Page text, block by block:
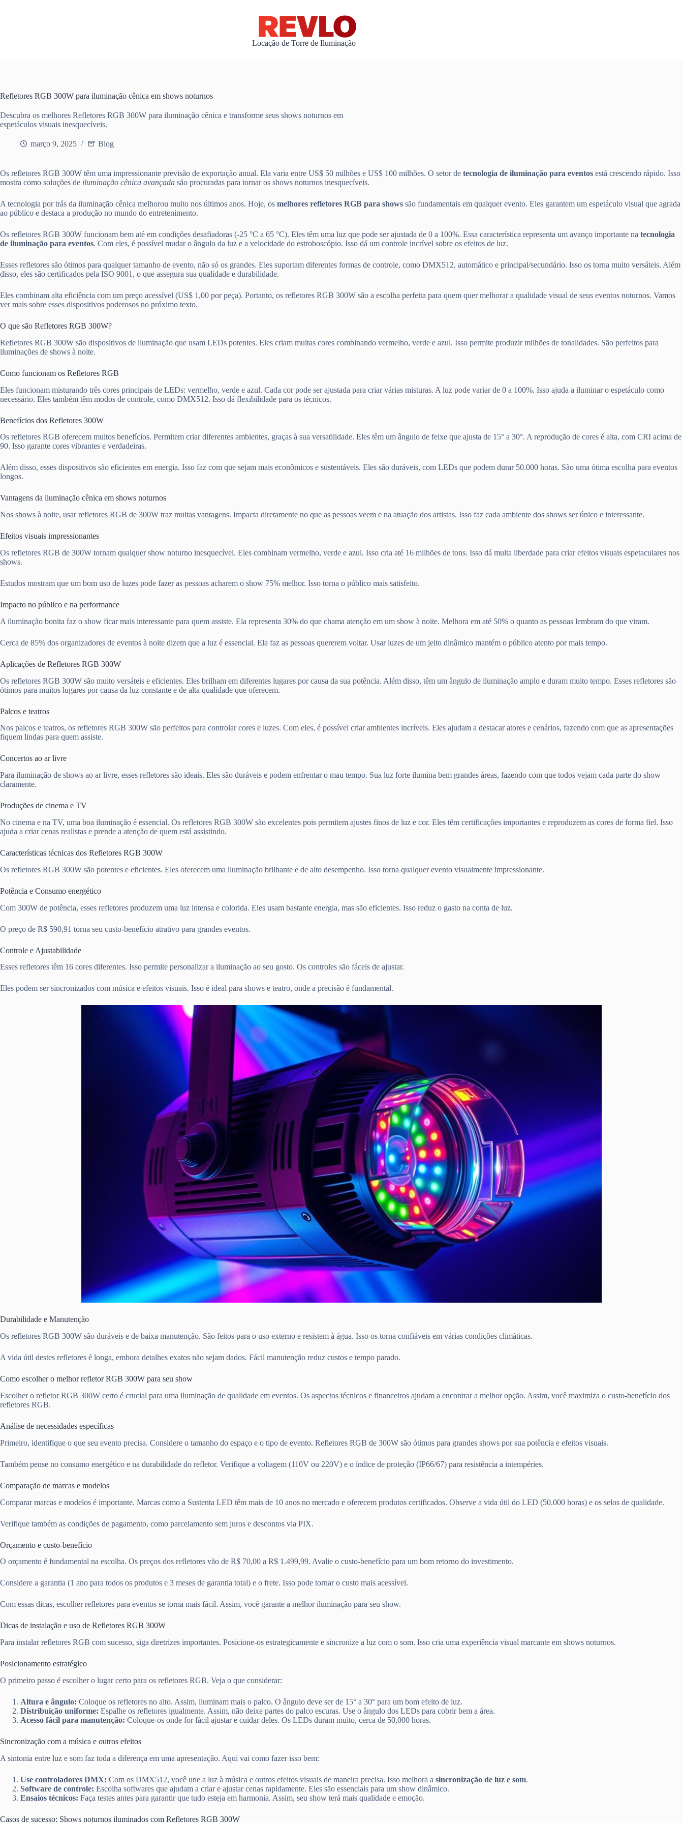
Locação de Torre de Iluminação
Refletores RGB 300W para iluminação cênica em shows noturnos
Descubra os melhores Refletores RGB 300W para iluminação cênica e transforme seus shows noturnos em
espetáculos visuais inesquecíveis.
março 9, 2025 Blog
Os refletores RGB 300W têm uma impressionante previsão de exportação anual. Ela varia entre US$ 50 milhões e US$ 100 milhões. O setor de tecnologia de iluminação para eventos está crescendo rápido. Isso
mostra como soluções de iluminação cênica avançada são procuradas para tornar os shows noturnos inesquecíveis.
A tecnologia por trás da iluminação cênica melhorou muito nos últimos anos. Hoje, os melhores refletores RGB para shows são fundamentais em qualquer evento. Eles garantem um espetáculo visual que agrada
ao público e destaca a produção no mundo do entretenimento.
Os refletores RGB 300W funcionam bem até em condições desafiadoras (-25 °C a 65 °C). Eles têm uma luz que pode ser ajustada de 0 a 100%. Essa característica representa um avanço importante na tecnologia
de iluminação para eventos. Com eles, é possível mudar o ângulo da luz e a velocidade do estroboscópio. Isso dá um controle incrível sobre os efeitos de luz.
Esses refletores são ótimos para qualquer tamanho de evento, não só os grandes. Eles suportam diferentes formas de controle, como DMX512, automático e principal/secundário. Isso os torna muito versáteis. Além
disso, eles são certificados pela ISO 9001, o que assegura sua qualidade e durabilidade.
Eles combinam alta eficiência com um preço acessível (US$ 1,00 por peça). Portanto, os refletores RGB 300W são a escolha perfeita para quem quer melhorar a qualidade visual de seus eventos noturnos. Vamos
ver mais sobre esses dispositivos poderosos no próximo texto.
O que são Refletores RGB 300W?
Refletores RGB 300W são dispositivos de iluminação que usam LEDs potentes. Eles criam muitas cores combinando vermelho, verde e azul. Isso permite produzir milhões de tonalidades. São perfeitos para
iluminações de shows à noite.
Como funcionam os Refletores RGB
Eles funcionam misturando três cores principais de LEDs: vermelho, verde e azul. Cada cor pode ser ajustada para criar várias misturas. A luz pode variar de 0 a 100%. Isso ajuda a iluminar o espetáculo como
necessário. Eles também têm modos de controle, como DMX512. Isso dá flexibilidade para os técnicos.
Benefícios dos Refletores 300W
Os refletores RGB oferecem muitos benefícios. Permitem criar diferentes ambientes, graças à sua versatilidade. Eles têm um ângulo de feixe que ajusta de 15° a 30°. A reprodução de cores é alta, com CRI acima de
90. Isso garante cores vibrantes e verdadeiras.
Além disso, esses dispositivos são eficientes em energia. Isso faz com que sejam mais econômicos e sustentáveis. Eles são duráveis, com LEDs que podem durar 50.000 horas. São uma ótima escolha para eventos
longos.
Vantagens da iluminação cênica em shows noturnos
Nos shows à noite, usar refletores RGB de 300W traz muitas vantagens. Impacta diretamente no que as pessoas veem e na atuação dos artistas. Isso faz cada ambiente dos shows ser único e interessante.
Efeitos visuais impressionantes
Os refletores RGB de 300W tornam qualquer show noturno inesquecível. Eles combinam vermelho, verde e azul. Isso cria até 16 milhões de tons. Isso dá muita liberdade para criar efeitos visuais espetaculares nos
shows.
Estudos mostram que um bom uso de luzes pode fazer as pessoas acharem o show 75% melhor. Isso torna o público mais satisfeito.
Impacto no público e na performance
A iluminação bonita faz o show ficar mais interessante para quem assiste. Ela representa 30% do que chama atenção em um show à noite. Melhora em até 50% o quanto as pessoas lembram do que viram.
Cerca de 85% dos organizadores de eventos à noite dizem que a luz é essencial. Ela faz as pessoas quererem voltar. Usar luzes de um jeito dinâmico mantém o público atento por mais tempo.
Aplicações de Refletores RGB 300W
Os refletores RGB 300W são muito versáteis e eficientes. Eles brilham em diferentes lugares por causa da sua potência. Além disso, têm um ângulo de iluminação amplo e duram muito tempo. Esses refletores são
ótimos para muitos lugares por causa da luz constante e de alta qualidade que oferecem.
Palcos e teatros
Nos palcos e teatros, os refletores RGB 300W são perfeitos para controlar cores e luzes. Com eles, é possível criar ambientes incríveis. Eles ajudam a destacar atores e cenários, fazendo com que as apresentações
fiquem lindas para quem assiste.
Concertos ao ar livre
Para iluminação de shows ao ar livre, esses refletores são ideais. Eles são duráveis e podem enfrentar o mau tempo. Sua luz forte ilumina bem grandes áreas, fazendo com que todos vejam cada parte do show
claramente.
Produções de cinema e TV
No cinema e na TV, uma boa iluminação é essencial. Os refletores RGB 300W são excelentes pois permitem ajustes finos de luz e cor. Eles têm certificações importantes e reproduzem as cores de forma fiel. Isso
ajuda a criar cenas realistas e prende a atenção de quem está assistindo.
Características técnicas dos Refletores RGB 300W
Os refletores RGB 300W são potentes e eficientes. Eles oferecem uma iluminação brilhante e de alto desempenho. Isso torna qualquer evento visualmente impressionante.
Potência e Consumo energético
Com 300W de potência, esses refletores produzem uma luz intensa e colorida. Eles usam bastante energia, mas são eficientes. Isso reduz o gasto na conta de luz.
O preço de R$ 590,91 torna seu custo-benefício atrativo para grandes eventos.
Controle e Ajustabilidade
Esses refletores têm 16 cores diferentes. Isso permite personalizar a iluminação ao seu gosto. Os controles são fáceis de ajustar.
Eles podem ser sincronizados com música e efeitos visuais. Isso é ideal para shows e teatro, onde a precisão é fundamental.
Durabilidade e Manutenção
Os refletores RGB 300W são duráveis e de baixa manutenção. São feitos para o uso externo e resistem à água. Isso os torna confiáveis em várias condições climáticas.
A vida útil destes refletores é longa, embora detalhes exatos não sejam dados. Fácil manutenção reduz custos e tempo parado.
Como escolher o melhor refletor RGB 300W para seu show
Escolher o refletor RGB 300W certo é crucial para uma iluminação de qualidade em eventos. Os aspectos técnicos e financeiros ajudam a encontrar a melhor opção. Assim, você maximiza o custo-benefício dos
refletores RGB.
Análise de necessidades específicas
Primeiro, identifique o que seu evento precisa. Considere o tamanho do espaço e o tipo de evento. Refletores RGB de 300W são ótimos para grandes shows por sua potência e efeitos visuais.
Também pense no consumo energético e na durabilidade do refletor. Verifique a voltagem (110V ou 220V) e o índice de proteção (IP66/67) para resistência a intempéries.
Comparação de marcas e modelos
Comparar marcas e modelos é importante. Marcas como a Sustenta LED têm mais de 10 anos no mercado e oferecem produtos certificados. Observe a vida útil do LED (50.000 horas) e os selos de qualidade.
Verifique também as condições de pagamento, como parcelamento sem juros e descontos via PIX.
Orçamento e custo-benefício
O orçamento é fundamental na escolha. Os preços dos refletores vão de R$ 70,00 a R$ 1.499,99. Avalie o custo-benefício para um bom retorno do investimento.
Considere a garantia (1 ano para todos os produtos e 3 meses de garantia total) e o frete. Isso pode tornar o custo mais acessível.
Com essas dicas, escolher refletores para eventos se torna mais fácil. Assim, você garante a melhor iluminação para seu show.
Dicas de instalação e uso de Refletores RGB 300W
Para instalar refletores RGB com sucesso, siga diretrizes importantes. Posicione-os estrategicamente e sincronize a luz com o som. Isso cria uma experiência visual marcante em shows noturnos.
Posicionamento estratégico
O primeiro passo é escolher o lugar certo para os refletores RGB. Veja o que considerar:
Altura e ângulo: Coloque os refletores no alto. Assim, iluminam mais o palco. O ângulo deve ser de 15° a 30° para um bom efeito de luz.
Distribuição uniforme: Espalhe os refletores igualmente. Assim, não deixe partes do palco escuras. Use o ângulo dos LEDs para cobrir bem a área.
Acesso fácil para manutenção: Coloque-os onde for fácil ajustar e cuidar deles. Os LEDs duram muito, cerca de 50,000 horas.
Sincronização com a música e outros efeitos
A sintonia entre luz e som faz toda a diferença em uma apresentação. Aqui vai como fazer isso bem:
Use controladores DMX: Com os DMX512, você une a luz à música e outros efeitos visuais de maneira precisa. Isso melhora a sincronização de luz e som.
Software de controle: Escolha softwares que ajudam a criar e ajustar cenas rapidamente. Eles são essenciais para um show dinâmico.
Ensaios técnicos: Faça testes antes para garantir que tudo esteja em harmonia. Assim, seu show terá mais qualidade e emoção.
Casos de sucesso: Shows noturnos iluminados com Refletores RGB 300W